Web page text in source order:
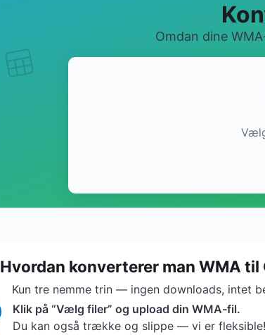
Omdan dine
Hvordan konverterer man WMA til
Kun tre nemme trin — ingen downloads, intet
Klik på “Vælg filer” og upload din WMA-fil.
Du kan også trække og slippe — vi er fleksible!